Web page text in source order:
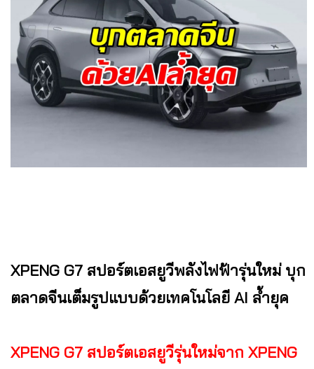
XPENG G7 สปอร์ตเอสยูวีพลังไฟฟ้ารุ่นใหม่ บุก
ตลาดจีนเต็มรูปแบบด้วยเทคโนโลยี AI ล้ำยุค
XPENG G7 สปอร์ตเอสยูวีรุ่นใหม่จาก XPENG